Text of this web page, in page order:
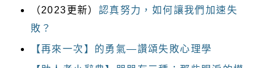
（2023更新） 認真努力，如何讓我們加速失
敗？
【再來一次】的勇氣—讚頌失敗心理學